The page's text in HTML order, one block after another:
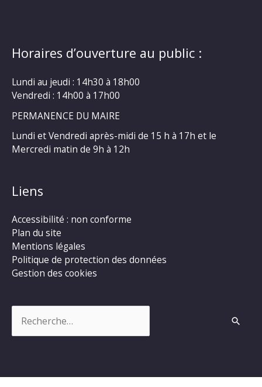
Horaires d’ouverture au public :
Lundi au jeudi : 14h30 à 18h00
Vendredi : 14h00 à 17h00
PERMANENCE DU MAIRE
Lundi et Vendredi après-midi de 15 h à 17h et le
Mercredi matin de 9h à 12h
Liens
Accessibilité : non conforme
Plan du site
Mentions légales
Politique de protection des données
Gestion des cookies